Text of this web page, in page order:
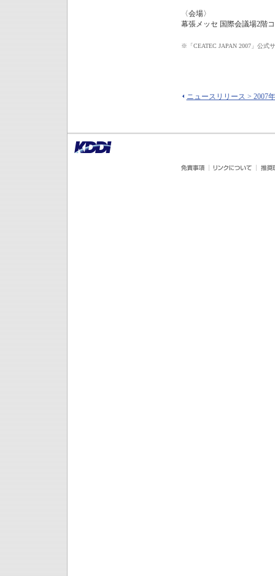
〈会場〉
幕張メッセ 国際会議場2階
※ 「CEATEC JAPAN 2007」公
ニュースリリース > 2007年